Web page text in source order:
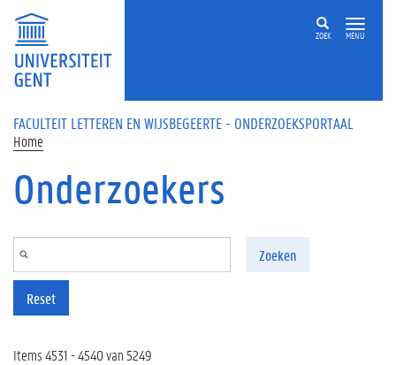
Overslaan en naar de inhoud gaan
ZOEK MENU
FACULTEIT LETTEREN EN WIJSBEGEERTE - ONDERZOEKSPORTAAL
Home
Onderzoekers
Zoeken
Reset
Items 4531 - 4540 van 5249